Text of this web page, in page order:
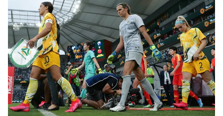
Khán giả
Giải sao mai
Âm nhạc
Sao
Du lịch
Làm đẹp
Chất lượng cuộc sống
Giáo dục
Tuyển sinh
Học trực tuyến
Công nghệ
Hitech Công nghệ tương lai
Sản phẩm
Thị trường
Giao lưu trực tuyến
Lịch phát sóng